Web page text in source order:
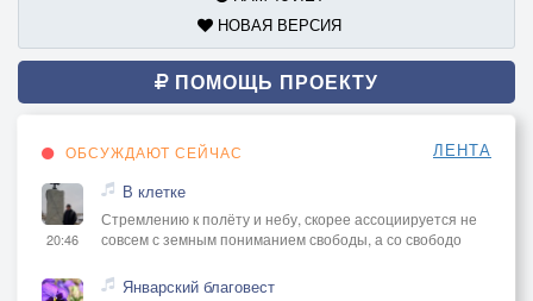
НОВАЯ ВЕРСИЯ
ПОМОЩЬ ПРОЕКТУ
ОБСУЖДАЮТ СЕЙЧАС ЛЕНТА
20:46
В клетке
Стремлению к полёту и небу, скорее ассоциируется не
совсем с земным пониманием свободы, а со свободо
Январский благовест